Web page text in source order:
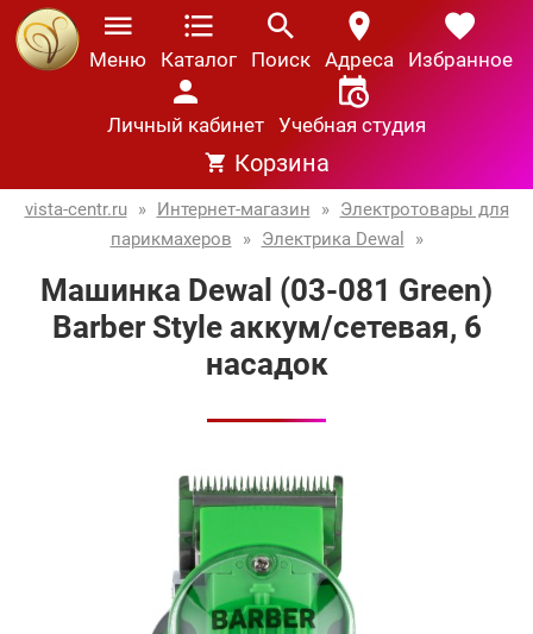
Меню Каталог Поиск Адреса Избранное
Личный кабинет Учебная студия
Корзина
vista-centr.ru » Интернет-магазин » Электротовары для
парикмахеров
» Электрика Dewal »
Машинка Dewal (03-081 Green)
Barber Style аккум/сетевая, 6
насадок